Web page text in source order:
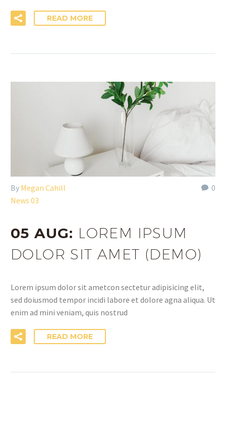
READ MORE
0
By Megan Cahill
News 03
05 AUG: LOREM IPSUM
DOLOR SIT AMET (DEMO)
Lorem ipsum dolor sit ametcon sectetur adipisicing elit,
sed doiusmod tempor incidi labore et dolore agna aliqua. Ut
enim ad mini veniam, quis nostrud
READ MORE